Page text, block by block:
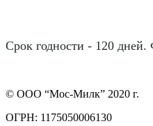
Срок годности - 120 дней.
© ООО “Мос-Милк” 2020 г.
ОГРН: 1175050006130